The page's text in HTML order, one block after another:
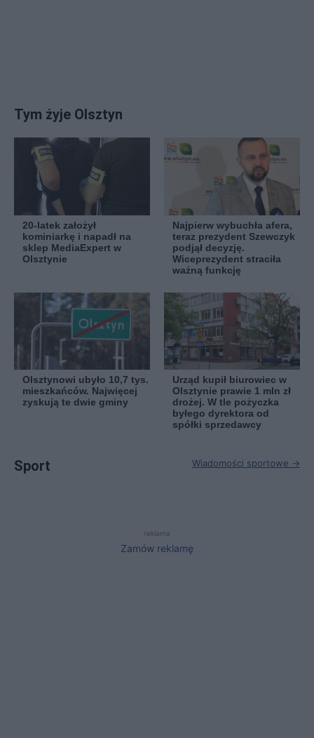
Tym żyje Olsztyn
20-latek założył
kominiarkę i napadł na
sklep MediaExpert w
Olsztynie
Najpierw wybuchła afera,
teraz prezydent Szewczyk
podjął decyzję.
Wiceprezydent straciła
ważną funkcję
Olsztynowi ubyło 10,7 tys.
mieszkańców. Najwięcej
zyskują te dwie gminy
Urząd kupił biurowiec w
Olsztynie prawie 1 mln zł
drożej. W tle pożyczka
byłego dyrektora od
spółki sprzedawcy
Sport Wiadomości sportowe →
reklama
Zamów reklamę